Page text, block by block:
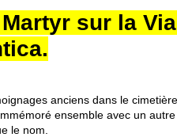
sur la
anciens dans le
ensemble avec un
le nom.